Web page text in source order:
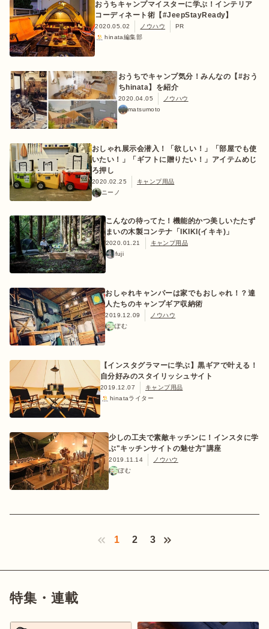
おうちキャンプマイスターに学ぶ！インテリア
コーディネート術【#JeepStayReady】
2020.05.02 ノウハウ
PR
hinata編集部
おうちでキャンプ気分！みんなの【#おう
ちhinata】を紹介
2020.04.05
ノウハウ
matsumoto
おしゃれ展示会潜入！「欲しい！」「部屋でも使
いたい！」「ギフトに贈りたい！」アイテムめじ
ろ押し
2020.02.25
キャンプ用品
ニーノ
こんなの待ってた！機能的かつ美しいたたず
まいの木製コンテナ「IKIKI(イキキ)」
2020.01.21
キャンプ用品
fuji
おしゃれキャンパーは家でもおしゃれ！？達
人たちのキャンプギア収納術
2019.12.09
ノウハウ
ぽむ
【インスタグラマーに学ぶ】黒ギアで叶える！
自分好みのスタイリッシュサイト
2019.12.07
キャンプ用品
hinataライター
少しの工夫で素敵キッチンに！インスタに学
ぶ"キッチンサイトの魅せ方"講座
2019.11.14
ノウハウ
ぽむ
1 2 3
特集・連載